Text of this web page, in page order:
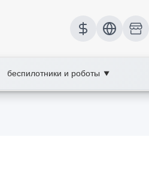
беспилотники и роботы ▼
для здорового аквариума.